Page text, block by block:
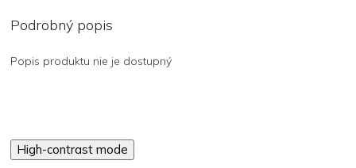
Podrobný popis
Popis produktu nie je dostupný
High-contrast mode